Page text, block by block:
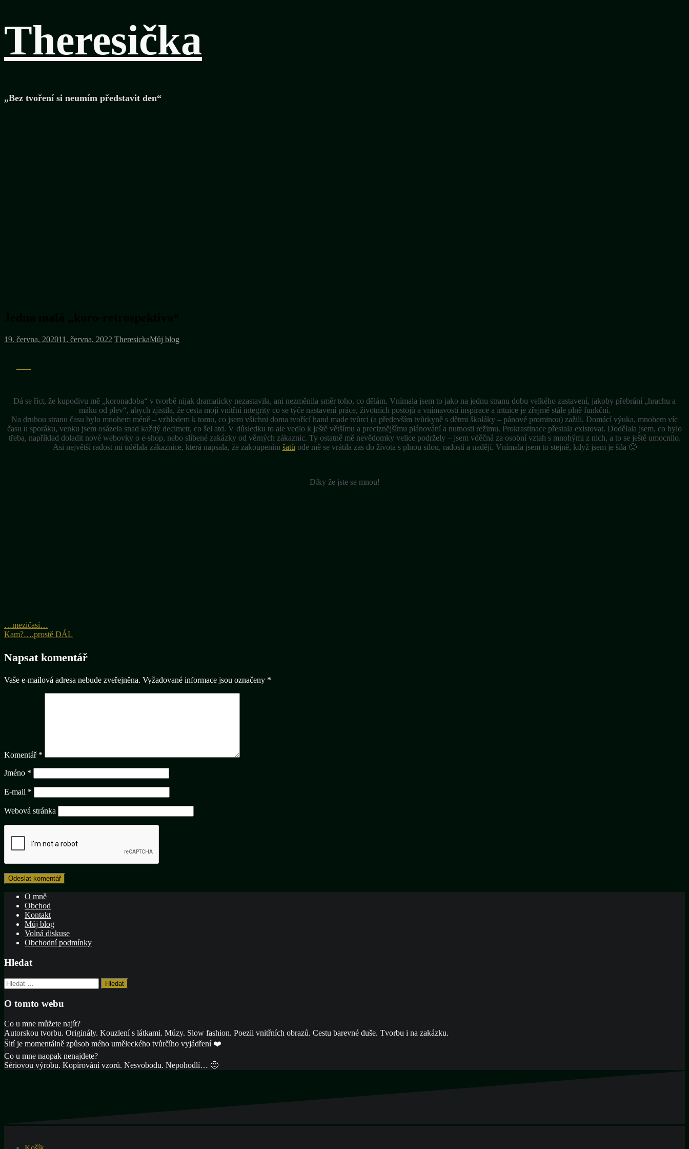
Theresička
„Bez tvoření si neumím představit den“
19. června, 202011. června, 2022 TheresickaMůj blog
Dá se říct, že kupodivu mě „koronadoba“ v tvorbě nijak dramaticky nezastavila, ani nezměnila směr toho, co dělám. Vnímala jsem to jako na jednu stranu dobu velkého zastavení, jakoby přebrání „hrachu a
máku od plev“, abych zjistila, že cesta mojí vnitřní integrity co se týče nastavení práce, životních postojů a vnímavosti inspirace a intuice je zřejmě stále plně funkční.
Na druhou stranu času bylo mnohem méně – vzhledem k tomu, co jsem všichni doma tvořící hand made tvůrci (a především tvůrkyně s dětmi školáky – pánové prominou) zažili. Domácí výuka, mnohem víc
času u sporáku, venku jsem osázela snad každý decimetr, co šel atd. V důsledku to ale vedlo k ještě většímu a preciznějšímu plánování a nutnosti režimu. Prokrastinace přestala existovat. Dodělala jsem, co bylo
třeba, například doladit nové webovky o e-shop, nebo slíbené zakázky od věrných zákaznic. Ty ostatně mě nevědomky velice podržely – jsem vděčná za osobní vztah s mnohými z nich, a to se ještě umocnilo.
Asi největší radost mi udělala zákaznice, která napsala, že zakoupením šatů ode mě se vrátila zas do života s plnou silou, radostí a nadějí. Vnímala jsem to stejně, když jsem je šila 🙂
Díky že jste se mnou!
Navigace
pro
příspěvek
…mezičasí…
Kam?….prostě DÁL
Napsat komentář
Vaše e-mailová adresa nebude zveřejněna. Vyžadované informace jsou označeny *
Komentář *
Jméno *
E-mail *
Webová stránka
O mně
Obchod
Kontakt
Můj blog
Volná diskuse
Obchodní podmínky
Hledat
Vyhledávání
O tomto webu
Co u mne můžete najít?
Autorskou tvorbu. Originály. Kouzlení s látkami. Múzy. Slow fashion. Poezii vnitřních obrazů. Cestu barevné duše. Tvorbu i na zakázku.
Šití je momentálně způsob mého uměleckého tvůrčího vyjádření ❤️
Co u mne naopak nenajdete?
Sériovou výrobu. Kopírování vzorů. Nesvobodu. Nepohodlí… 🙂